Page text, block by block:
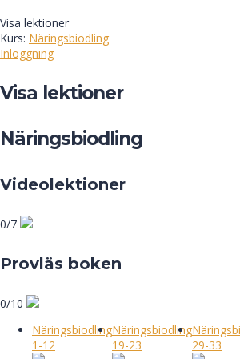
Visa lektioner
Kurs: Näringsbiodling
Inloggning
Visa lektioner
Näringsbiodling
Videolektioner
0/7
Provläs boken
0/10
Näringsbiodling
1-12
Näringsbiodling
19-23
29-33